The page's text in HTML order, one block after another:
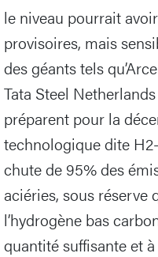
le niveau pourrait
provisoires, mais
des géants tels
Tata Steel
préparent pour la
technologique dite
chute de 95% des
aciéries, sous réserve
l’hydrogène bas
quantité suffisante et